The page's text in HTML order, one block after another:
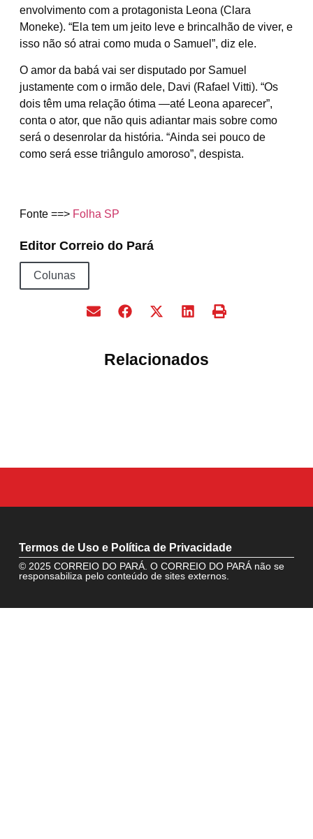
envolvimento com a protagonista Leona (Clara
Moneke). “Ela tem um jeito leve e brincalhão de viver, e
isso não só atrai como muda o Samuel”, diz ele.
O amor da babá vai ser disputado por Samuel
justamente com o irmão dele, Davi (Rafael Vitti). “Os
dois têm uma relação ótima —até Leona aparecer”,
conta o ator, que não quis adiantar mais sobre como
será o desenrolar da história. “Ainda sei pouco de
como será esse triângulo amoroso”, despista.
Fonte ==> Folha SP
Editor Correio do Pará
Colunas
Relacionados
Termos de Uso e Política de Privacidade
© 2025 CORREIO DO PARÁ. O CORREIO DO PARÁ não se
responsabiliza pelo conteúdo de sites externos.